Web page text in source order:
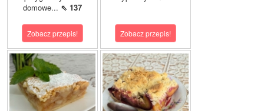
domowe... ⇖ 137
Zobacz przepis! Zobacz przepis!